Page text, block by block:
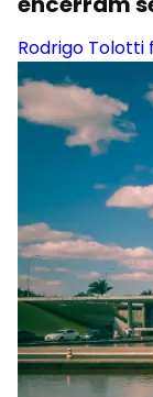
Rodrigo Tolotti